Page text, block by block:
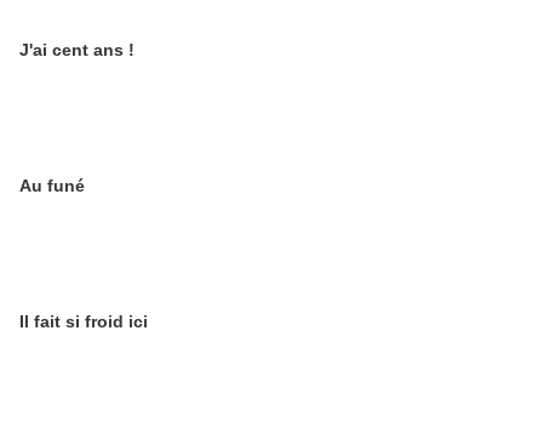
J'ai cent ans !
Au funé
Il fait si froid ici